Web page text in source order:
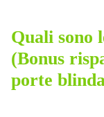
Quali sono
(Bonus
porte